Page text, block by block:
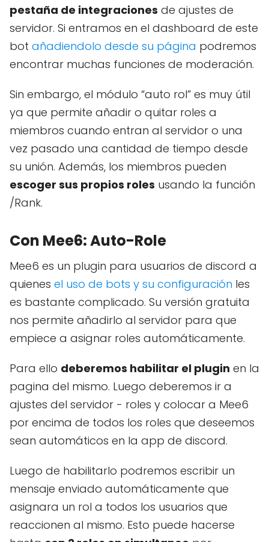
pestaña de integraciones de ajustes de
servidor. Si entramos en el dashboard de este
bot añadiendolo desde su página podremos
encontrar muchas funciones de moderación.
Sin embargo, el módulo “auto rol” es muy útil
ya que permite añadir o quitar roles a
miembros cuando entran al servidor o una
vez pasado una cantidad de tiempo desde
su unión. Además, los miembros pueden
escoger sus propios roles usando la función
/Rank.
Con Mee6: Auto-Role
Mee6 es un plugin para usuarios de discord a
quienes el uso de bots y su configuración les
es bastante complicado. Su versión gratuita
nos permite añadirlo al servidor para que
empiece a asignar roles automáticamente.
Para ello deberemos habilitar el plugin en la
pagina del mismo. Luego deberemos ir a
ajustes del servidor - roles y colocar a Mee6
por encima de todos los roles que deseemos
sean automáticos en la app de discord.
Luego de habilitarlo podremos escribir un
mensaje enviado automáticamente que
asignara un rol a todos los usuarios que
reaccionen al mismo. Esto puede hacerse